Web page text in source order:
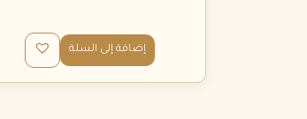
إضافة إلى السلة